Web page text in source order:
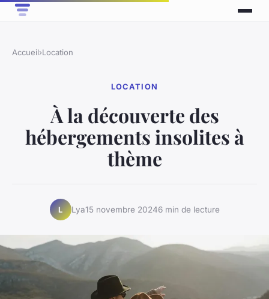
Accueil›Location
LOCATION
À la découverte des
hébergements insolites à
thème
L Lya15 novembre 20246 min de lecture